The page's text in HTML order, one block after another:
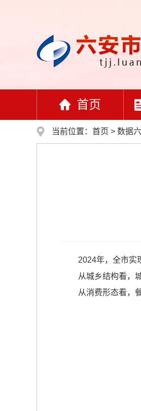
首页
当前位置： 首页 > 数据
2024年，全市实
从城乡结构看，
从消费形态看，